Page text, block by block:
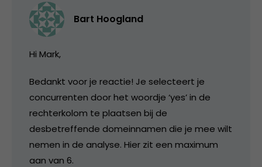
Bart Hoogland
Hi Mark,
Bedankt voor je reactie! Je selecteert je
concurrenten door het woordje ‘yes’ in de
rechterkolom te plaatsen bij de
desbetreffende domeinnamen die je mee wilt
nemen in de analyse. Hier zit een maximum
aan van 6.